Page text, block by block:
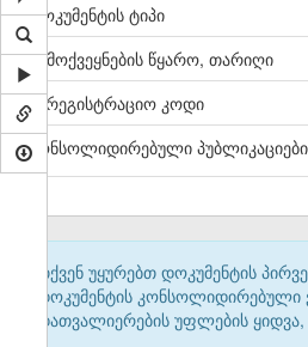
დოკუმენტის ტიპი
გამოქვეყნების წყარო, თარიღი
სარეგისტრაციო კოდი
კონსოლიდირებული პუბლიკაციები
თქვენ უყურებთ დოკუმენტის
დოკუმენტის კონსოლიდირებული
დათვალიერების უფლების